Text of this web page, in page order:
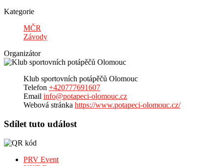
Kategorie
MČR
Závody
Organizátor
Klub sportovních potápěčů Olomouc
Telefon +420777691607
Email info@potapeci-olomouc.cz
Webová stránka https://www.potapeci-olomouc.cz/
Sdílet tuto událost
PRV Event